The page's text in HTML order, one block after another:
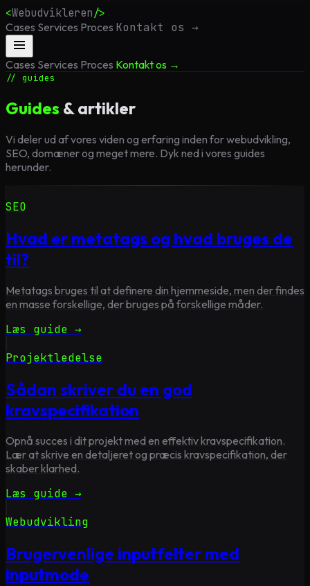
<Webudvikleren/>
Cases Services Proces Kontakt os →
Cases Services Proces Kontakt os →
// guides
Guides & artikler
Vi deler ud af vores viden og erfaring inden for webudvikling,
SEO, domæner og meget mere. Dyk ned i vores guides
herunder.
SEO
Hvad er metatags og hvad bruges de
til?
Metatags bruges til at definere din hjemmeside, men der findes
en masse forskellige, der bruges på forskellige måder.
Læs guide →
Projektledelse
Sådan skriver du en god
kravspecifikation
Opnå succes i dit projekt med en effektiv kravspecifikation.
Lær at skrive en detaljeret og præcis kravspecifikation, der
skaber klarhed.
Læs guide →
Webudvikling
Brugervenlige inputfelter med
inputmode